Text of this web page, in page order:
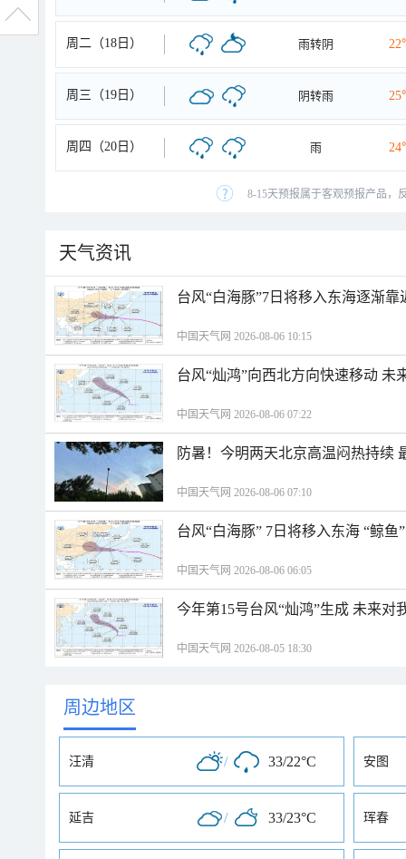
周二（18日） 雨转阴
周三（19日） 阴转雨
周四（20日） 雨
8-15天预报属于客观预报产品，
天气资讯
台风“白海豚”7日将移入东海逐渐
中国天气网 2026-08-06 10:15
台风“灿鸿”向西北方向快速移动 未
中国天气网 2026-08-06 07:22
防暑！今明两天北京高温闷热持续
中国天气网 2026-08-06 07:10
台风“白海豚” 7日将移入东海 “鲸
中国天气网 2026-08-06 06:05
今年第15号台风“灿鸿”生成 未来对
中国天气网 2026-08-05 18:30
周边地区
汪清 / 33/22°C 安图
延吉 / 33/23°C 珲春